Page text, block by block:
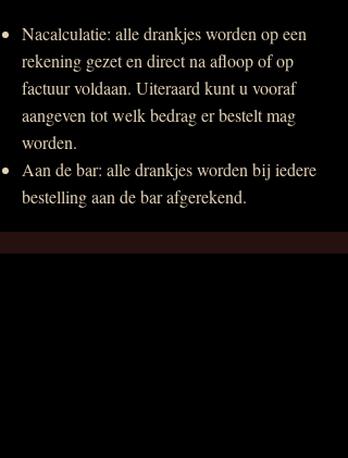
Nacalculatie: alle drankjes worden op een
rekening gezet en direct na afloop of op
factuur voldaan. Uiteraard kunt u vooraf
aangeven tot welk bedrag er bestelt mag
worden.
Aan de bar: alle drankjes worden bij iedere
bestelling aan de bar afgerekend.